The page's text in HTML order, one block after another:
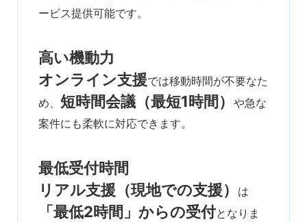
ービス提供可能です。
高い機動力
オンライン支援では移動時間が不要なた
め、 短時間会議（最短1時間）
や急な
案件にも柔軟に対応できます。
最低受付時間
リアル支援（現地での支援）
は
「最低2時間」からの受付となりま